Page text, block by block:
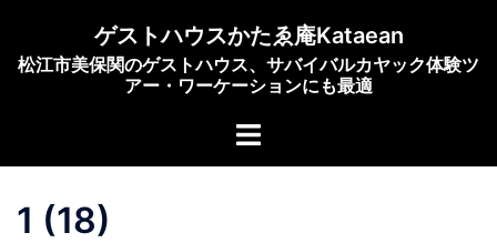
ゲストハウスかたゑ庵Kataean
松江市美保関のゲストハウス、サバイバルカヤック体験ツ
アー・ワーケーションにも最適
ト
1 (18)